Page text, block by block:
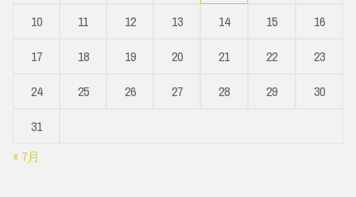
10
11 12 13 14 15
16
17
18 19 20 21 22
23
24
25 26 27 28 29
30
31
« 7月